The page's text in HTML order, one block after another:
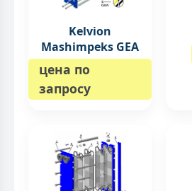
Kelvion
Mashimpeks GEA
цена по
запросу